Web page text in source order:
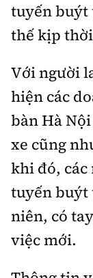
tuyến buýt
thế kịp
Với người
hiện các
bàn Hà
xe cũng
khi đó, các
tuyến buýt
niên, có
việc mới.